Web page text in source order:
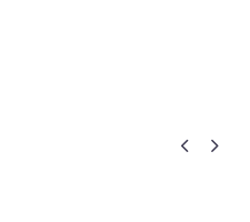
 